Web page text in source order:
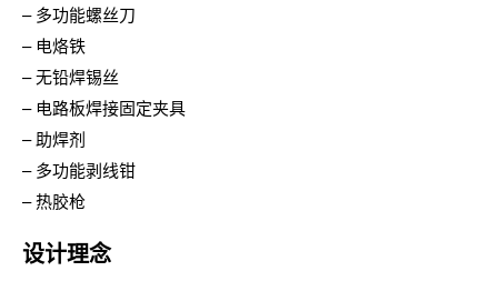
– 多功能螺丝刀
– 电烙铁
– 无铅焊锡丝
– 电路板焊接固定夹具
– 助焊剂
– 多功能剥线钳
– 热胶枪
设计理念